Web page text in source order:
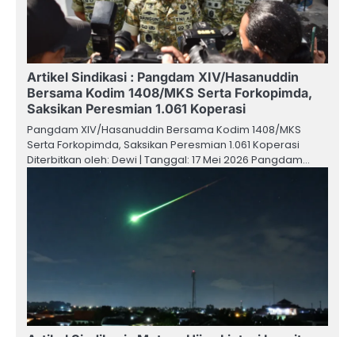
Artikel Sindikasi : Pangdam XIV/Hasanuddin
Bersama Kodim 1408/MKS Serta Forkopimda,
Saksikan Peresmian 1.061 Koperasi
Pangdam XIV/Hasanuddin Bersama Kodim 1408/MKS
Serta Forkopimda, Saksikan Peresmian 1.061 Koperasi
Diterbitkan oleh: Dewi | Tanggal: 17 Mei 2026 Pangdam…